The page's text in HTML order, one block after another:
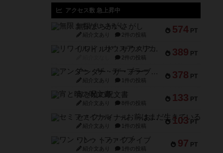
アクセス数 急上昇中
574 PT
無限まちがいさがし
紹介文あり 2件の投稿
389 PT
リワイルド：サウスアメリカ
2件の投稿
378 PT
アンダー・ザ・テーブラー
紹介文あり 1件の投稿
133 PT
宵と暁の呪文書
紹介文あり 8件の投稿
103 PT
セミファイナル ～お前はまだ生きている～
紹介文あり 1件の投稿
97 PT
ワン・トゥ・ファイブ
紹介文あり 1件の投稿